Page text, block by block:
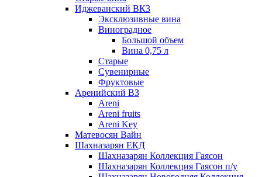
Иджеванский ВК3
Эксклюзивные вина
Виноградное
Большой объем
Вина 0,75 л
Старые
Сувенирные
Фруктовые
Аренийский ВЗ
Areni
Areni fruits
Areni Key
Матевосян Вайн
Шахназарян ЕКД
Шахназарян Коллекция Гаясон
Шахназарян Коллекция Гаясон п/у